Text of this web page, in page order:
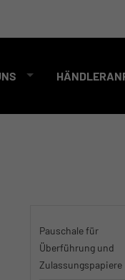
Pauschale für
Überführung und
Zulassungspapiere